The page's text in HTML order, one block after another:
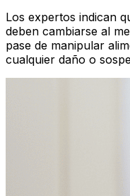
Los expertos indican
deben cambiarse al
pase de manipular
cualquier daño o